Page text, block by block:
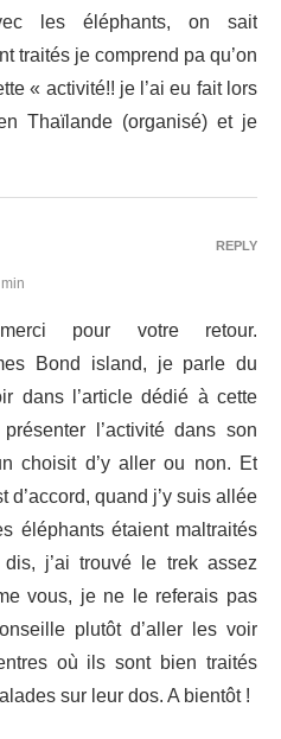
les éléphants, on sait
traités je comprend pa qu’on
« activité!! je l’ai eu fait lors
Thaïlande (organisé) et je
pour votre retour.
Bond island, je parle du
dans l’article dédié à cette
l’activité dans son
choisit d’y aller ou non. Et
d’accord, quand j’y suis allée
éléphants étaient maltraités
j’ai trouvé le trek assez
vous, je ne le referais pas
plutôt d’aller les voir
où ils sont bien traités
sur leur dos. A bientôt !
REPLY